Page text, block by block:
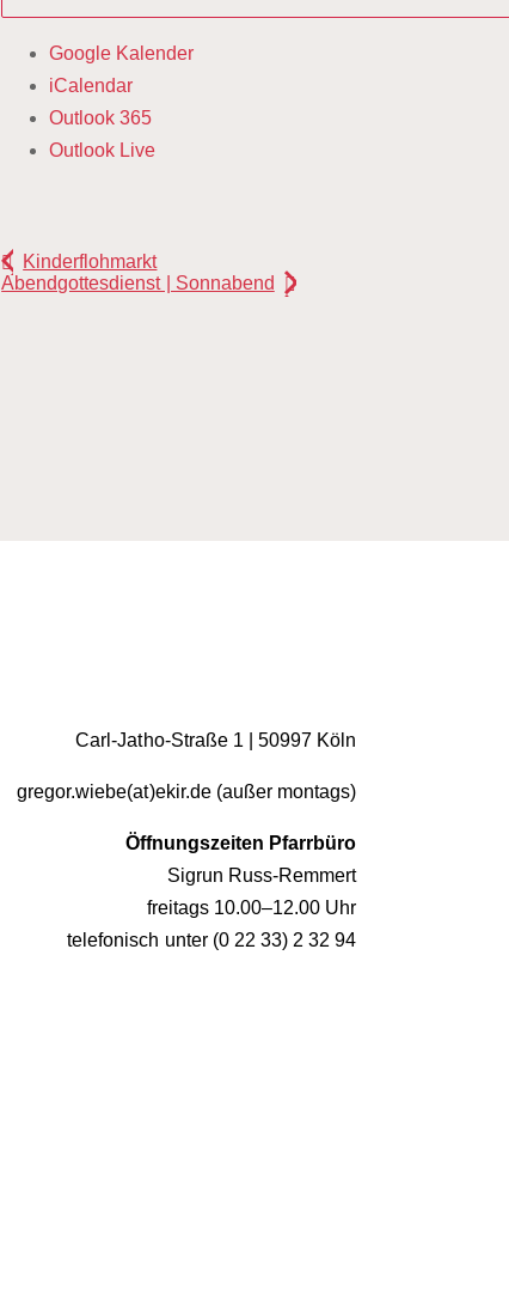
Google Kalender
iCalendar
Outlook 365
Outlook Live
Kinderflohmarkt
Abendgottesdienst | Sonnabend
Carl-Jatho-Straße 1 | 50997 Köln
gregor.wiebe(at)ekir.de (außer montags)
Öffnungszeiten Pfarrbüro
Sigrun Russ-Remmert
freitags 10.00–12.00 Uhr
telefonisch unter (0 22 33) 2 32 94